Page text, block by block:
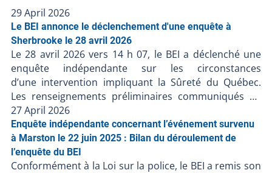
29 April 2026
Le BEI annonce le déclenchement d'une enquête à
Sherbrooke le 28 avril 2026
Le 28 avril 2026 vers 14 h 07, le BEI a déclenché une
enquête indépendante sur les circonstances
d’une intervention impliquant la Sûreté du Québec.
Les renseignements préliminaires communiqués au
BEI suggèrent ce qui suit : Le 28 avril 2026 vers 8 h
07, un policier aurait observé un motocycliste
effectuant une possible infraction au Code de la
sécurité routière ;Le policier aurait tenté d’intercepter
le motocycliste ;Le motocycliste aurait alors accéléré
27 April 2026
Enquête indépendante concernant l’événement survenu
à Marston le 22 juin 2025 : Bilan du déroulement de
l’enquête du BEI
Conformément à la Loi sur la police, le BEI a remis son